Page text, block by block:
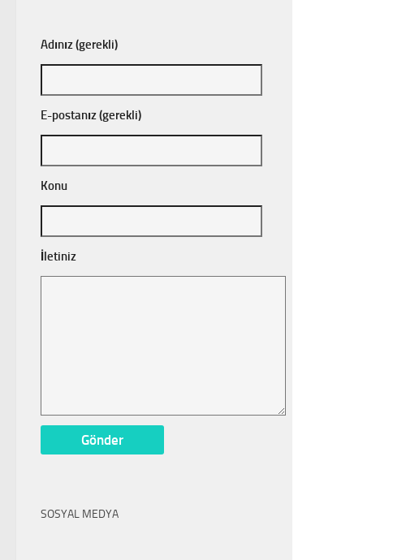
Adınız (gerekli)
E-postanız (gerekli)
Konu
İletiniz
SOSYAL MEDYA